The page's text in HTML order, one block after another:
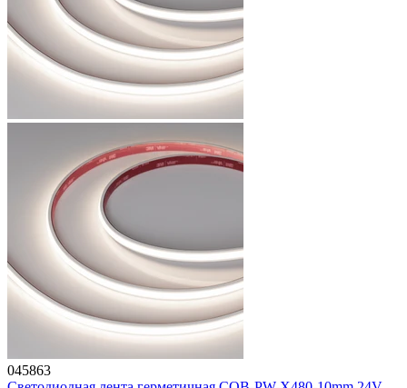
045863